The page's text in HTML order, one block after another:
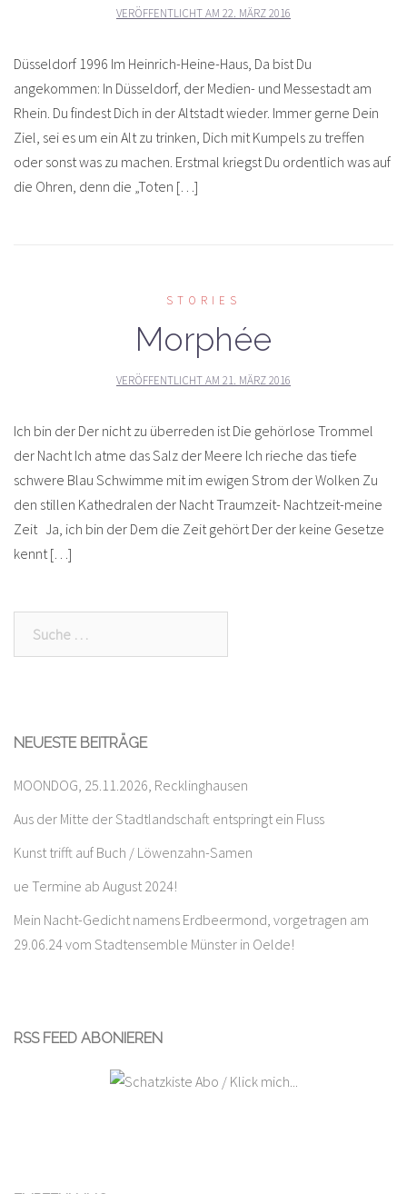
VERÖFFENTLICHT AM 22. MÄRZ 2016
Düsseldorf 1996 Im Heinrich-Heine-Haus, Da bist Du
angekommen: In Düsseldorf, der Medien- und Messestadt am
Rhein. Du findest Dich in der Altstadt wieder. Immer gerne Dein
Ziel, sei es um ein Alt zu trinken, Dich mit Kumpels zu treffen
oder sonst was zu machen. Erstmal kriegst Du ordentlich was auf
die Ohren, denn die „Toten […]
STORIES
Morphée
VERÖFFENTLICHT AM 21. MÄRZ 2016
Ich bin der Der nicht zu überreden ist Die gehörlose Trommel
der Nacht Ich atme das Salz der Meere Ich rieche das tiefe
schwere Blau Schwimme mit im ewigen Strom der Wolken Zu
den stillen Kathedralen der Nacht Traumzeit- Nachtzeit-meine
Zeit Ja, ich bin der Dem die Zeit gehört Der der keine Gesetze
kennt […]
NEUESTE BEITRÄGE
MOONDOG, 25.11.2026, Recklinghausen
Aus der Mitte der Stadtlandschaft entspringt ein Fluss
Kunst trifft auf Buch / Löwenzahn-Samen
ue Termine ab August 2024!
Mein Nacht-Gedicht namens Erdbeermond, vorgetragen am
29.06.24 vom Stadtensemble Münster in Oelde!
RSS FEED ABONIEREN